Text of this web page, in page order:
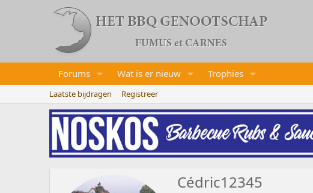
Forums Wat is er nieuw Trophies
Laatste bijdragen Registreer
Cédric12345